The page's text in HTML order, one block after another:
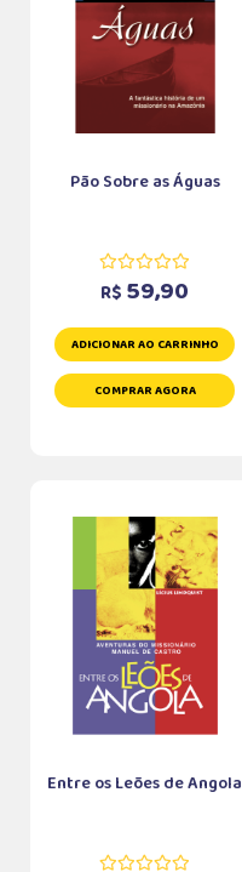
Pão Sobre as Águas
R$ 59,90
ADICIONAR AO CARRINHO
COMPRAR AGORA
Entre os Leões de Angola